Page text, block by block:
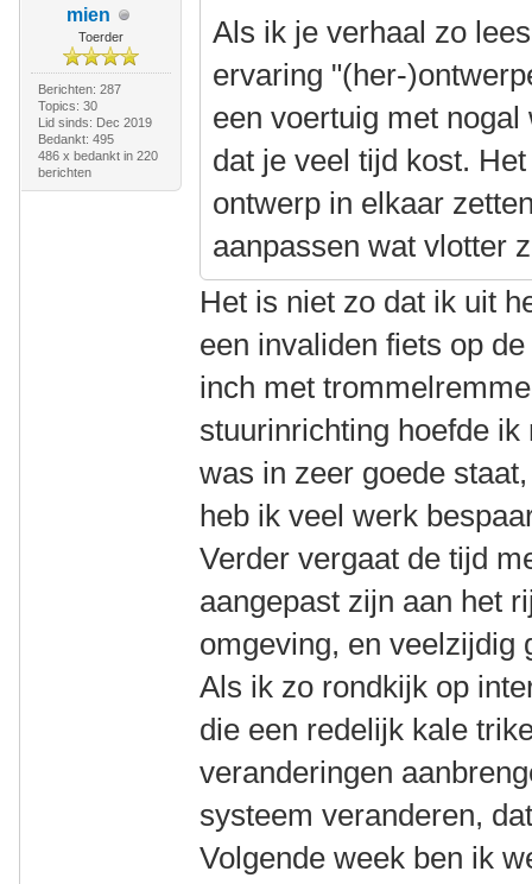
mien
Toerder
Berichten: 287
Topics: 30
Lid sinds: Dec 2019
Bedankt: 495
486 x bedankt in 220
berichten
Als ik je verhaal zo
ervaring "(her-
een voertuig met
dat je veel tijd kost.
ontwerp in elkaar
aanpassen wat vlotter
Het is niet zo dat ik uit
een invaliden fiets op
inch met
stuurinrichting hoefde
was in zeer goede
heb ik veel werk
Verder vergaat de tijd
aangepast zijn aan het
omgeving, en veelzijdig
Als ik zo rondkijk op
die een redelijk kale
veranderingen
systeem veranderen,
Volgende week ben ik